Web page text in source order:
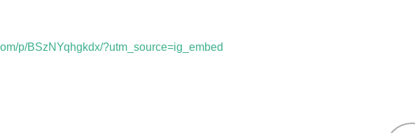
p/BSzNYqhgkdx/?utm_source=ig_embed